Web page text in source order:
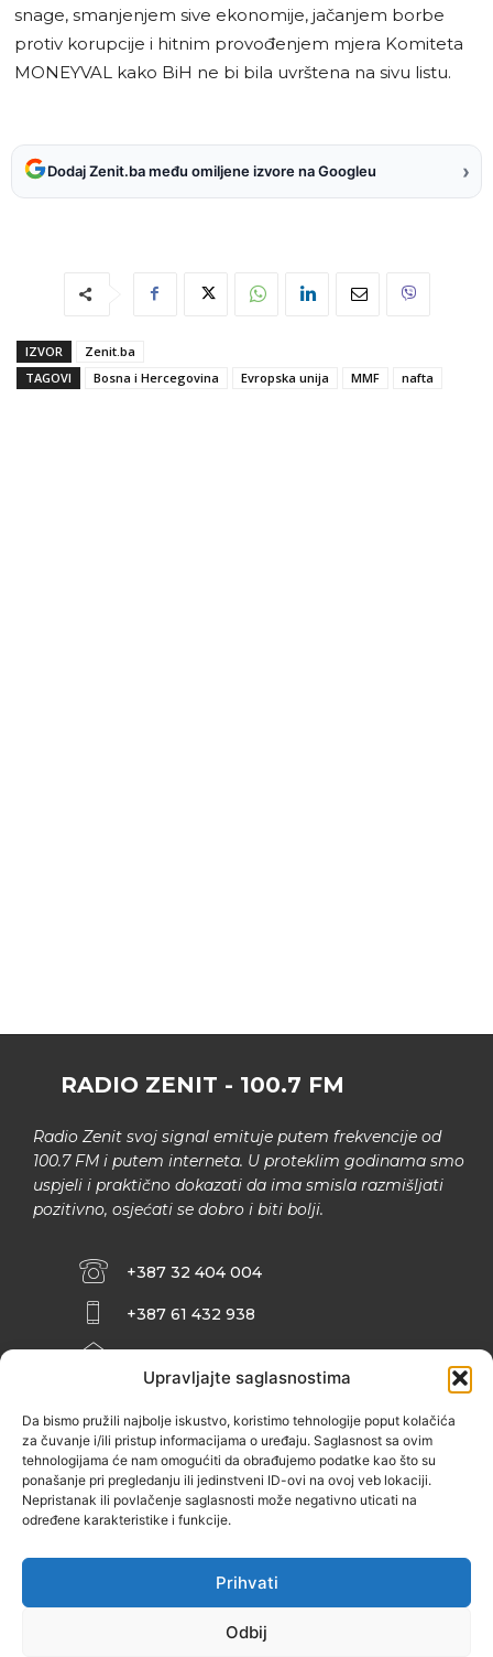
Upravljajte saglasnostima
Da bismo pružili najbolje iskustvo, koristimo tehnologije poput kolačića
za čuvanje i/ili pristup informacijama o uređaju. Saglasnost sa ovim
tehnologijama će nam omogućiti da obrađujemo podatke kao što su
ponašanje pri pregledanju ili jedinstveni ID-ovi na ovoj veb lokaciji.
Nepristanak ili povlačenje saglasnosti može negativno uticati na
određene karakteristike i funkcije.
Prihvati
Odbij
snage, smanjenjem sive ekonomije, jačanjem borbe
protiv korupcije i hitnim provođenjem mjera Komiteta
MONEYVAL kako BiH ne bi bila uvrštena na sivu listu.
Dodaj Zenit.ba među omiljene izvore na Googleu ›
IZVOR
Zenit.ba
TAGOVI
Bosna i Hercegovina Evropska unija MMF nafta
RADIO ZENIT - 100.7 FM
Radio Zenit svoj signal emituje putem frekvencije od
100.7 FM i putem interneta. U proteklim godinama smo
uspjeli i praktično dokazati da ima smisla razmišljati
pozitivno, osjećati se dobro i biti bolji.
+387 32 404 004
+387 61 432 938
INFO@ZENIT.BA
ZENIČANKA, 3. SPRAT), 72000 ZENICA